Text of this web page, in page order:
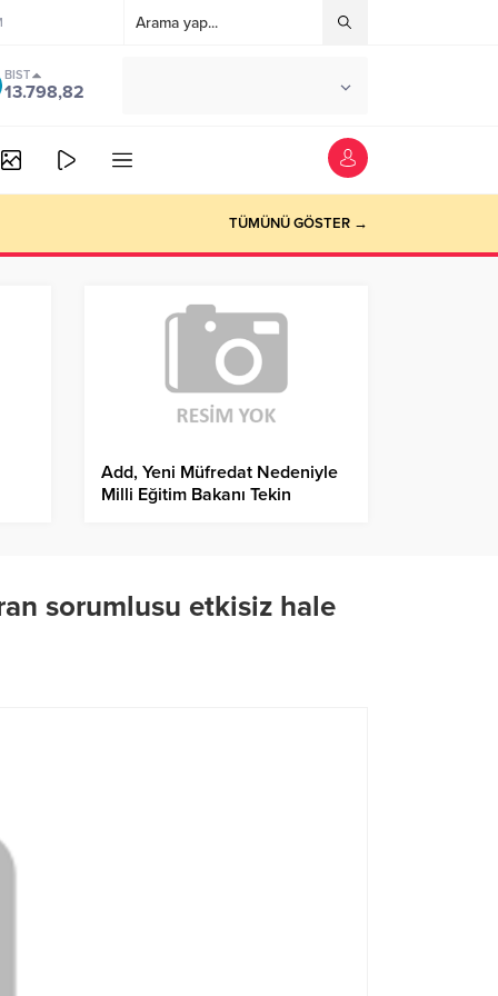
BIST
13.798,82
TÜMÜNÜ GÖSTER →
Add, Yeni Müfredat Nedeniyle
Milli Eğitim Bakanı Tekin
sorumlusu etkisiz hale